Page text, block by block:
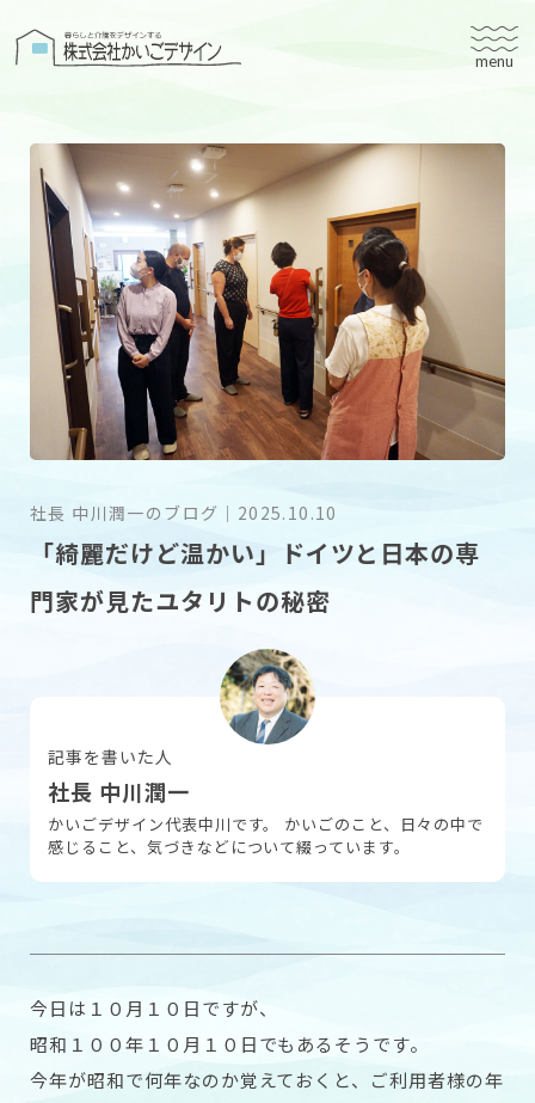
株式会社かいごデザイン
有料老人ホームユタリト
ユタリト船橋
ユタリト市川
デイサービスネスト実籾
建築設計
ブログ
採用情報
お問い合わせ
社長 中川潤一のブログ ｜ 2025.10.10
「綺麗だけど温かい」ドイツと日本の専
門家が見たユタリトの秘密
記事を書いた人
社長 中川潤一
かいごデザイン代表中川です。 かいごのこと、日々の中で
感じること、気づきなどについて綴っています。
今日は１０月１０日ですが、
昭和１００年１０月１０日でもあるそうです。
今年が昭和で何年なのか覚えておくと、ご利用者様の年